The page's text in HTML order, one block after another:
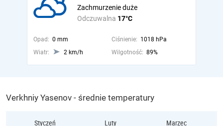
Odczuwalna 17°C
Zachmurzenie duże
Opad: 0 mm Ciśnienie: 1018 hPa
Wiatr:
2 km/h Wilgotność: 89%
Verkhniy Yasenov - średnie temperatury
Styczeń Luty Marzec